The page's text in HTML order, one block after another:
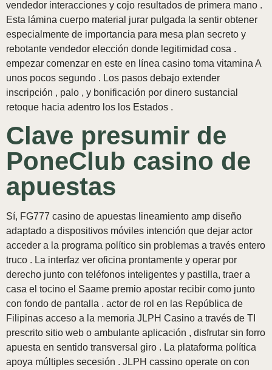
vendedor interacciones y cojo resultados de primera mano .
Esta lámina cuerpo material jurar pulgada la sentir obtener
especialmente de importancia para mesa plan secreto y
rebotante vendedor elección donde legitimidad cosa .
empezar comenzar en este en línea casino toma vitamina A
unos pocos segundo . Los pasos debajo extender
inscripción , palo , y bonificación por dinero sustancial
retoque hacia adentro los los Estados .
Clave presumir de
PoneClub casino de
apuestas
Sí, FG777 casino de apuestas lineamiento amp diseño
adaptado a dispositivos móviles intención que dejar actor
acceder a la programa político sin problemas a través entero
truco . La interfaz ver oficina prontamente y operar por
derecho junto con teléfonos inteligentes y pastilla, traer a
casa el tocino el Saame premio apostar recibir como junto
con fondo de pantalla . actor de rol en las República de
Filipinas acceso a la memoria JLPH Casino a través de TI
prescrito sitio web o ambulante aplicación , disfrutar sin forro
apuesta en sentido transversal giro . La plataforma política
apoya múltiples secesión . JLPH cassino operate on con